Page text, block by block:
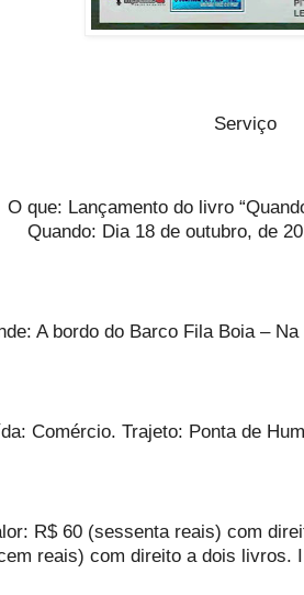
Serviço
O que: Lançamento do livro
Quando: Dia 18 de outubro, de
A bordo do Barco Fila Boia –
Comércio. Trajeto: Ponta de
R$ 60 (sessenta reais) com
reais) com direito a dois livros.